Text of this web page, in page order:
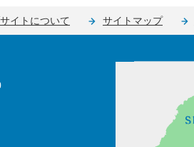
イトについて サイトマップ